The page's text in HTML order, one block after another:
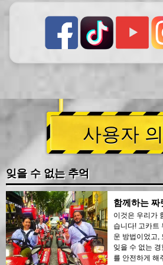
사용자
잊을 수 없는 추억
함께하는 짜
이것은 우리가
습니다! 고카트
운 방법이었고,
잊을 수 없는
를 안전하게 해